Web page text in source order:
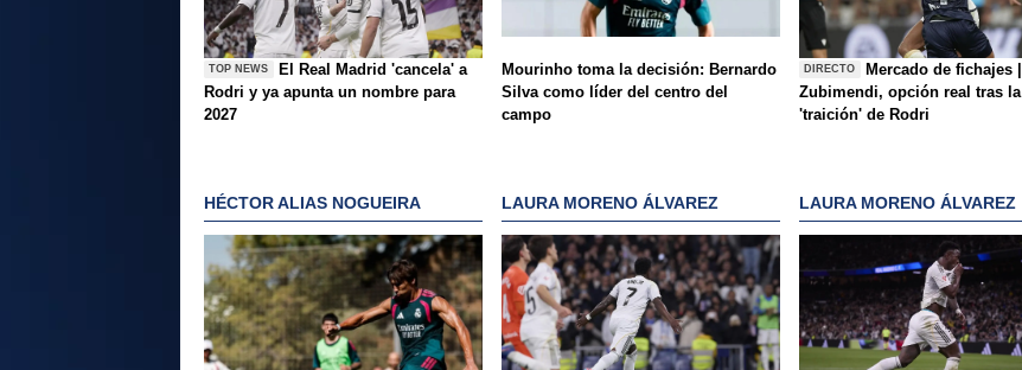
TOP NEWS
El Real Madrid 'cancela' a
Rodri y ya apunta un nombre para
2027
Mourinho toma la decisión: Bernardo
Silva como líder del centro del
campo
DIRECTO
Mercado de fichajes |
Zubimendi, opción real tras la
'traición' de Rodri
HÉCTOR ALIAS NOGUEIRA LAURA MORENO ÁLVAREZ LAURA MORENO ÁLVAREZ